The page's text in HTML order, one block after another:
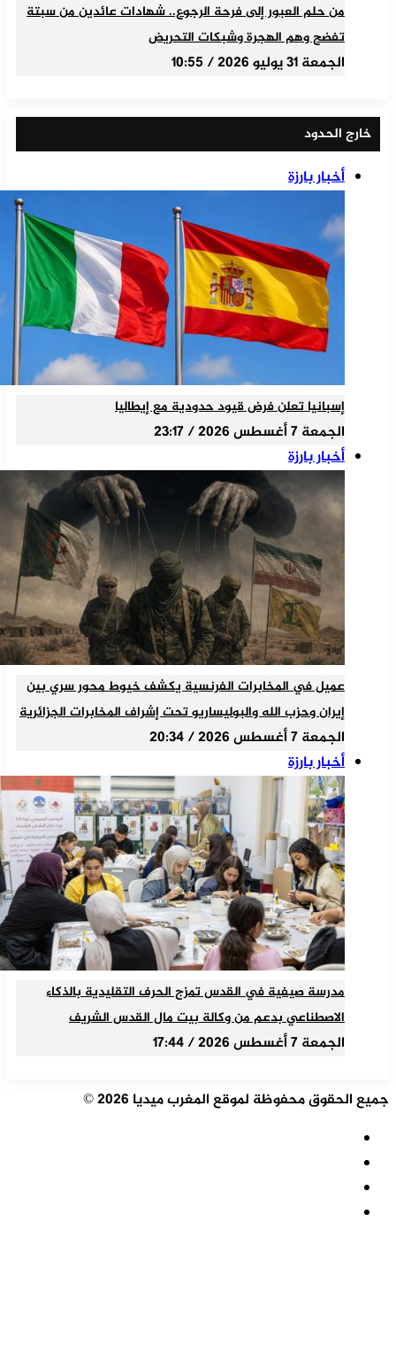
من حلم العبور إلى فرحة الرجوع.. شهادات عائدين من سبتة
تفضح وهم الهجرة وشبكات التحريض
الجمعة 31 يوليو 2026 / 10:55
خارج الحدود
أخبار بارزة
إسبانيا تعلن فرض قيود حدودية مع إيطاليا
الجمعة 7 أغسطس 2026 / 23:17
أخبار بارزة
عميل في المخابرات الفرنسية يكشف خيوط محور سري بين
إيران وحزب الله والبوليساريو تحت إشراف المخابرات الجزائرية
الجمعة 7 أغسطس 2026 / 20:34
أخبار بارزة
مدرسة صيفية في القدس تمزج الحرف التقليدية بالذكاء
الاصطناعي بدعم من وكالة بيت مال القدس الشريف
الجمعة 7 أغسطس 2026 / 17:44
جميع الحقوق محفوظة لموقع المغرب ميديا 2026 ©